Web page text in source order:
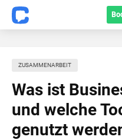
ZUSAMMENARBEIT
Was ist
und welche
genutzt